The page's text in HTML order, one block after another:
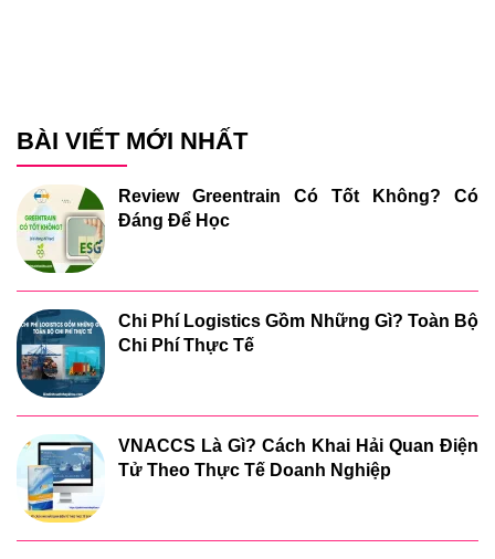
BÀI VIẾT MỚI NHẤT
Review Greentrain Có Tốt Không? Có
Đáng Để Học
Chi Phí Logistics Gồm Những Gì? Toàn Bộ
Chi Phí Thực Tế
VNACCS Là Gì? Cách Khai Hải Quan Điện
Tử Theo Thực Tế Doanh Nghiệp